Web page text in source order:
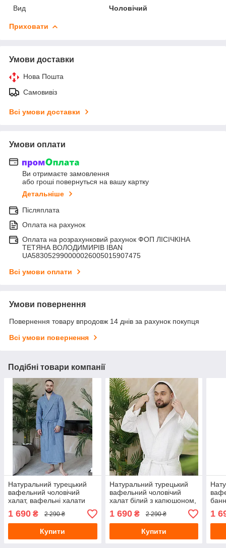
Вид Чоловічий
Приховати
Умови доставки
Нова Пошта
Самовивіз
Всі умови доставки
Умови оплати
Ви отримаєте замовлення
або гроші повернуться на вашу картку
Детальніше
Післяплата
Оплата на рахунок
Оплата на розрахунковий рахунок ФОП ЛІСІЧКІНА
ТЕТЯНА ВОЛОДИМИРІВ IBAN
UA583052990000026005015907475
Всі умови оплати
Умови повернення
Повернення товару впродовж 14 днів за рахунок покупця
Всі умови повернення
Подібні товари компанії
Натуральний турецький
вафельний чоловічий
халат, вафельні халати
1 690 ₴ 2 290 ₴
Купити
Натуральний турецький
вафельний чоловічий
халат білий з капюшоном,
1 690₴ 2 290 ₴
Купити
1